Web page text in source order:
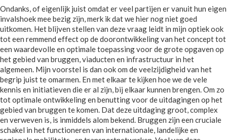
Ondanks, of eigenlijk juist omdat er veel partijen er vanuit hun eigen
invalshoek mee bezig zijn, merk ik dat we hier nog niet goed
uitkomen. Het blijven stellen van deze vraag leidt in mijn optiek ook
tot een remmend effect op de doorontwikkeling van het concept tot
een waardevolle en optimale toepassing voor de grote opgaven op
het gebied van bruggen, viaducten en infrastructuur in het
algemeen. Mijn voorstel is dan ook om de veelzijdigheid van het
begrip juist te omarmen. En met elkaar te kijken hoe we de vele
kennis en initiatieven die er al zijn, bij elkaar kunnen brengen. Om zo
tot optimale ontwikkeling en benutting voor de uitdagingen op het
gebied van bruggen te komen. Dat deze uitdaging groot, complex
en verweven is, is inmiddels alom bekend. Bruggen zijn een cruciale
schakel in het functioneren van internationale, landelijke en